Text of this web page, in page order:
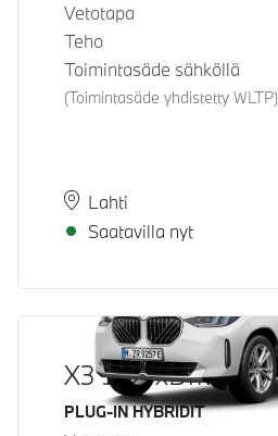
Vetotapa
Teho
Toimintasäde sähköllä
(Toimintasäde yhdistetty WLTP)
Paikkakunta
Lahti
Toimitusaika
Saatavilla nyt
X3 30e xDrive
Käyttövoima
PLUG-IN HYBRIDIT